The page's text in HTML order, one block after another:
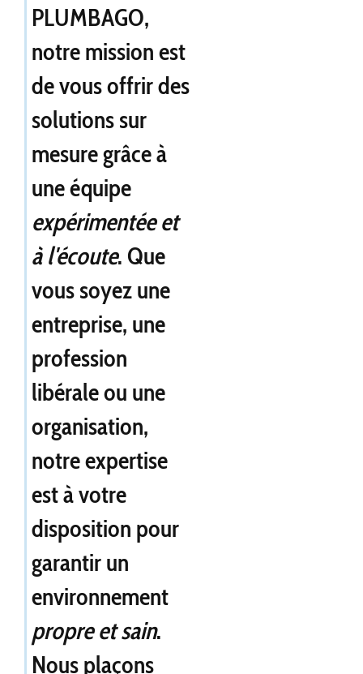
PLUMBAGO,
notre mission est
de vous offrir des
solutions sur
mesure grâce à
une équipe
expérimentée et
à l'écoute. Que
vous soyez une
entreprise, une
profession
libérale ou une
organisation,
notre expertise
est à votre
disposition pour
garantir un
environnement
propre et sain.
Nous plaçons